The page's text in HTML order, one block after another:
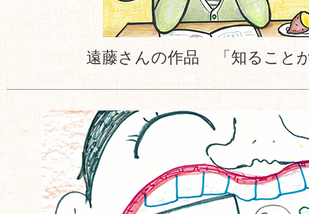
遠藤さんの作品 「知ること